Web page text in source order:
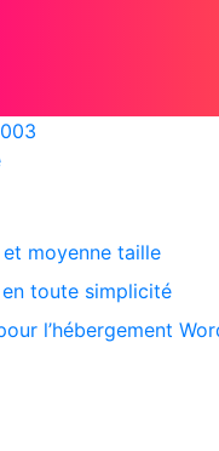
moyenne taille
toute simplicité
l’hébergement